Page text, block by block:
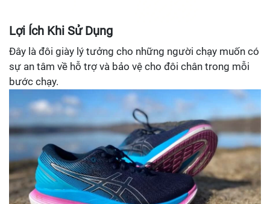
Lợi Ích Khi Sử Dụng
Đây là đôi giày lý tưởng cho những người chạy muốn có
sự an tâm về hỗ trợ và bảo vệ cho đôi chân trong mỗi
bước chạy.